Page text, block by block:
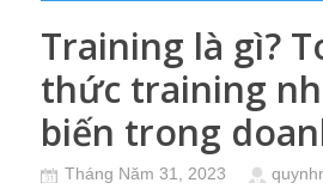
Training là gì?
thức training
biến trong
Tháng Năm 31, 2023